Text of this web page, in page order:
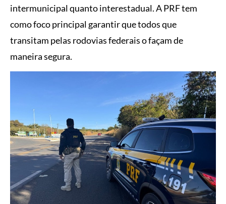
intermunicipal quanto interestadual. A PRF tem
como foco principal garantir que todos que
transitam pelas rodovias federais o façam de
maneira segura.